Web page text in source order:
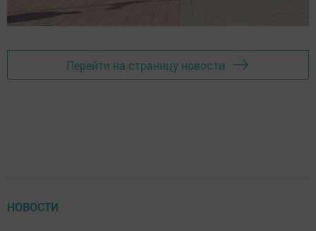
Перейти на страницу новости
НОВОСТИ